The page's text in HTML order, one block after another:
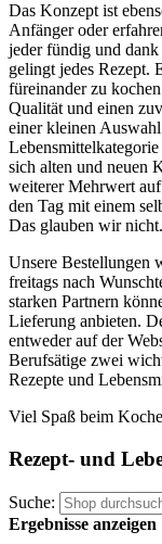
Das Konzept ist
Anfänger oder
jeder fündig und
gelingt jedes Rezept.
füreinander zu
Qualität und einen
einer kleinen
sich alten und neuen
weiterer Mehrwert
den Tag mit einem
Das glauben wir nicht.
Unsere Bestellungen
freitags nach
starken Partnern
Lieferung anbieten.
entweder auf der
Berufsätige zwei
Rezepte und
Viel Spaß beim
Rezept- und
Suche:
Ergebnisse anzeigen